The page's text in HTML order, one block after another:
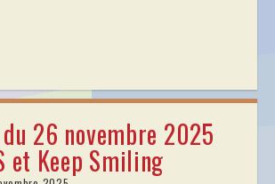
26 novembre 2025
et Keep Smiling